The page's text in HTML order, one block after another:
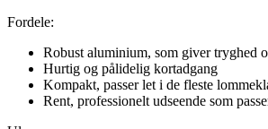
Fordele:
Robust aluminium, som giver tryghed
Hurtig og pålidelig kortadgang
Kompakt, passer let i de fleste
Rent, professionelt udseende som